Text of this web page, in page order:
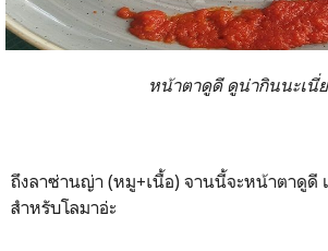
หน้าตาดูดี ดูน่ากินนะเนี่
ถึงลาซ่านญ่า (หมู+เนื้อ) จานนี้จะหน้าตาดูดี
สำหรับโลมาอ่ะ